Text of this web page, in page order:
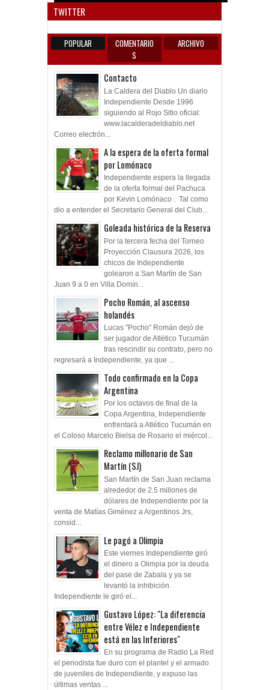
TWITTER
POPULAR
COMENTARIO
S
ARCHIVO
Contacto
La Caldera del Diablo Un diario
Independiente Desde 1996
siguiendo al Rojo Sitio oficial:
www.lacalderadeldiablo.net
Correo electrón...
A la espera de la oferta formal
por Lomónaco
Independiente espera la llegada
de la oferta formal del Pachuca
por Kevin Lomónaco . Tal como
dio a entender el Secretario General del Club...
Goleada histórica de la Reserva
Por la tercera fecha del Torneo
Proyección Clausura 2026, los
chicos de Independiente
golearon a San Martín de San
Juan 9 a 0 en Villa Domín...
Pocho Román, al ascenso
holandés
Lucas "Pocho" Román dejó de
ser jugador de Atlético Tucumán
tras rescindir su contrato, pero no
regresará a Independiente, ya que ...
Todo confirmado en la Copa
Argentina
Por los octavos de final de la
Copa Argentina, Independiente
enfrentará a Atlético Tucumán en
el Coloso Marcelo Bielsa de Rosario el miércol...
Reclamo millonario de San
Martín (SJ)
San Martín de San Juan reclama
alrededor de 2.5 millones de
dólares de Independiente por la
venta de Matías Giménez a Argentinos Jrs,
consid...
Le pagó a Olimpia
Este viernes Independiente giró
el dinero a Olimpia por la deuda
del pase de Zabala y ya se
levantó la inhibición.
Independiente le giró el...
Gustavo López: "La diferencia
entre Vélez e Independiente
está en las Inferiores"
En su programa de Radio La Red
el periodista fue duro con el plantel y el armado
de juveniles de Independiente, y expuso las
últimas ventas ...